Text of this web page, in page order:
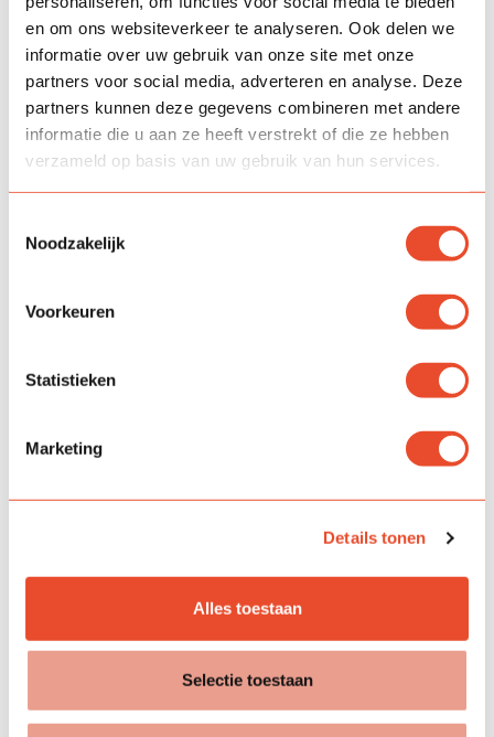
en om ons websiteverkeer te analyseren. Ook delen we
informatie over uw gebruik van onze site met onze
partners voor social media, adverteren en analyse. Deze
partners kunnen deze gegevens combineren met andere
informatie die u aan ze heeft verstrekt of die ze hebben
verzameld op basis van uw gebruik van hun services.
Noodzakelijk
Voorkeuren
Statistieken
Marketing
Details tonen
Alles toestaan
Selectie toestaan
Op de website van Parro vindt u de meeste antwoorden
en oplossingen:
Hulp voor ouders
Veelgestelde vragen van ouders